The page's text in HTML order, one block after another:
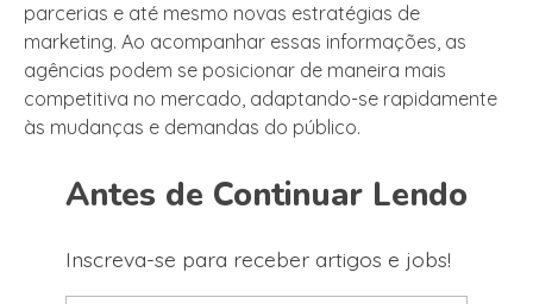
parcerias e até mesmo novas estratégias de
marketing. Ao acompanhar essas informações, as
agências podem se posicionar de maneira mais
competitiva no mercado, adaptando-se rapidamente
às mudanças e demandas do público.
Antes de Continuar Lendo
Inscreva-se para receber artigos e jobs!